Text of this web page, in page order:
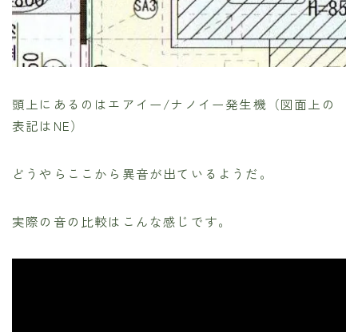
頭上にあるのはエアイー/ナノイー発生機（図面上の
表記はNE）
どうやらここから異音が出ているようだ。
実際の音の比較はこんな感じです。